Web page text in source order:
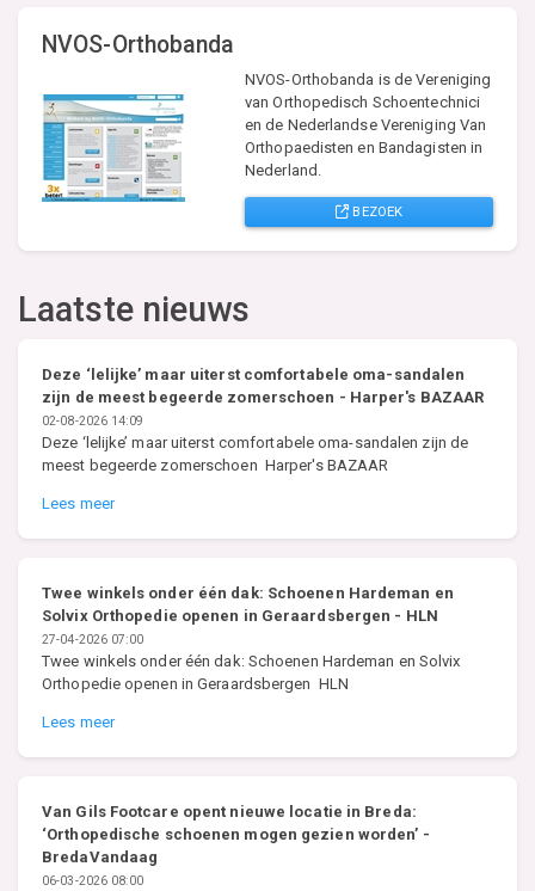
NVOS-Orthobanda
NVOS-Orthobanda is de Vereniging
van Orthopedisch Schoentechnici
en de Nederlandse Vereniging Van
Orthopaedisten en Bandagisten in
Nederland.
BEZOEK
Laatste nieuws
Deze ‘lelijke’ maar uiterst comfortabele oma-sandalen
zijn de meest begeerde zomerschoen - Harper's BAZAAR
02-08-2026 14:09
Deze ‘lelijke’ maar uiterst comfortabele oma-sandalen zijn de
meest begeerde zomerschoen Harper's BAZAAR
Lees meer
Twee winkels onder één dak: Schoenen Hardeman en
Solvix Orthopedie openen in Geraardsbergen - HLN
27-04-2026 07:00
Twee winkels onder één dak: Schoenen Hardeman en Solvix
Orthopedie openen in Geraardsbergen HLN
Lees meer
Van Gils Footcare opent nieuwe locatie in Breda:
‘Orthopedische schoenen mogen gezien worden’ -
BredaVandaag
06-03-2026 08:00